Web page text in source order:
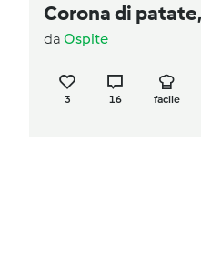
Corona di
da Ospite
3 16 facile